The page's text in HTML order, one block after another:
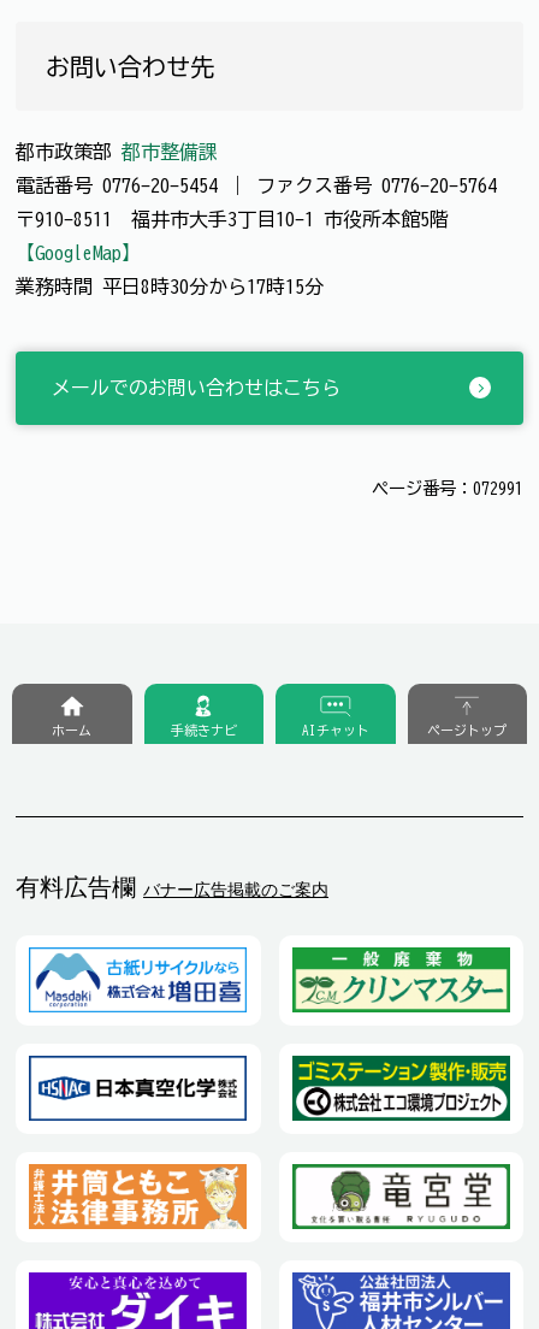
お問い合わせ先
都市政策部 都市整備課
電話番号 0776-20-5454 ファクス番号 0776-20-5764
〒910-8511 福井市大手3丁目10-1 市役所本館5階
【GoogleMap】
業務時間 平日8時30分から17時15分
メールでのお問い合わせはこちら
ページ番号：072991
有料広告欄 バナー広告掲載のご案内
ホーム 手続きナビ AIチャット ページトップ